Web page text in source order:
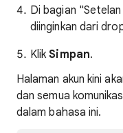
Di bagian
diinginkan dari
KlikSimpan.
Halaman akun kini
dan semua
dalam bahasa ini.